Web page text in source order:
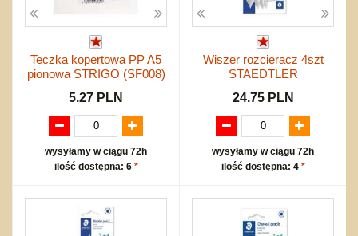
Teczka kopertowa PP A5
pionowa STRIGO (SF008)
5.27 PLN
wysyłamy w ciągu 72h
ilość dostępna: 6 *
Wiszer rozcieracz 4szt
STAEDTLER
24.75 PLN
wysyłamy w ciągu 72h
ilość dostępna: 4 *